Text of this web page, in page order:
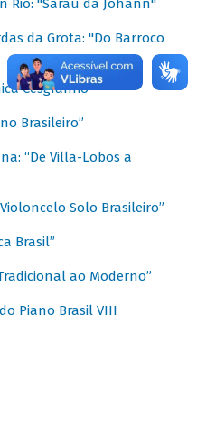
Rio: "Sarau da Johann"
da Grota: "Do Barroco
Cesgranrio
Brasileiro”
“De Villa-Lobos a
Solo Brasileiro”
Brasil”
ao Moderno”
Piano Brasil VIII